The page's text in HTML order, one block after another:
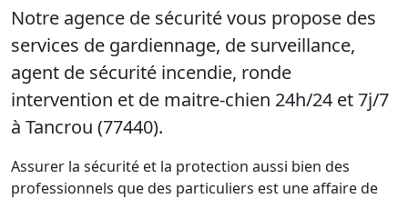
Notre agence de sécurité vous propose des
services de gardiennage, de surveillance,
agent de sécurité incendie, ronde
intervention et de maitre-chien 24h/24 et 7j/7
à Tancrou (77440).
Assurer la sécurité et la protection aussi bien des
professionnels que des particuliers est une affaire de